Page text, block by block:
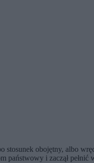
stosunek obojętny, albo
i zaczął pełnić